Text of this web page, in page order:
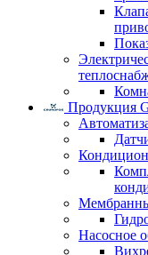
Продукция
Насосное